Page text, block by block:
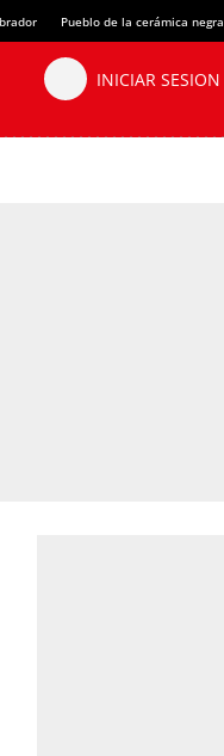
Pueblo de la cerámica negra